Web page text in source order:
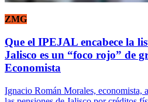
ZMG
Que el IPEJAL encabece la
Jalisco es un “foco rojo” de
Economista
Ignacio Román Morales, economista,